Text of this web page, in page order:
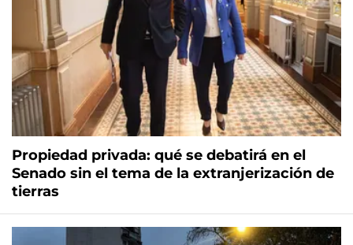
Propiedad privada: qué se debatirá en el
Senado sin el tema de la extranjerización de
tierras